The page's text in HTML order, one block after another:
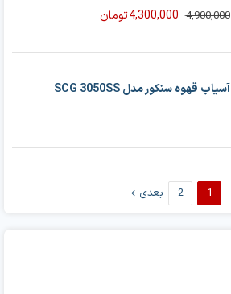
4,900,000
قیمت
4,900,000 تومان
4,300,000تومان
قیمت
4,300,000 تومان
آسیاب قهوه سنکور مدل SCG 3050SS
1
2 بعدی